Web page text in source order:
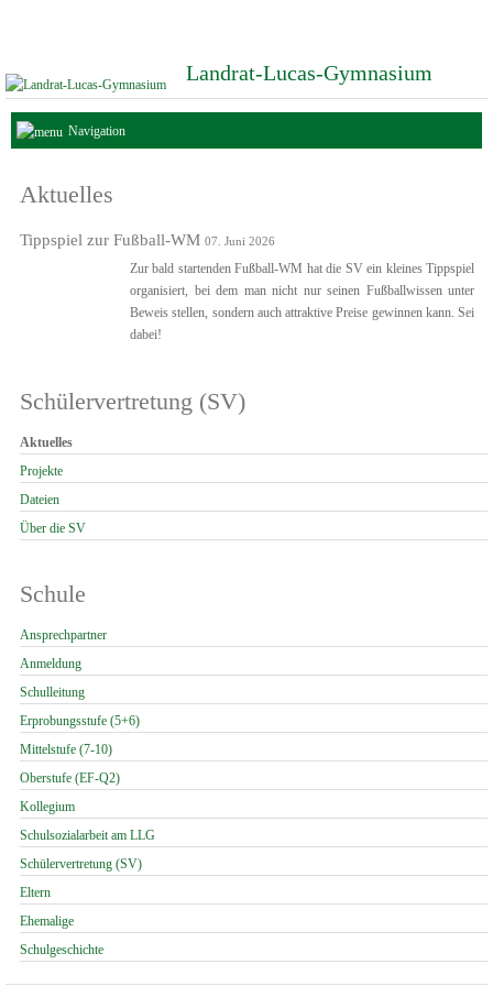
Landrat-Lucas-Gymnasium
Navigation
Aktuelles
Tippspiel zur Fußball-WM 07. Juni 2026
Zur bald startenden Fußball-WM hat die SV ein kleines Tippspiel
organisiert, bei dem man nicht nur seinen Fußballwissen unter
Beweis stellen, sondern auch attraktive Preise gewinnen kann. Sei
dabei!
Schülervertretung (SV)
Navigation
überspringen
Aktuelles
Projekte
Dateien
Über die SV
Schule
Navigation
überspringen
Ansprechpartner
Anmeldung
Schulleitung
Erprobungsstufe (5+6)
Mittelstufe (7-10)
Oberstufe (EF-Q2)
Kollegium
Schulsozialarbeit am LLG
Schülervertretung (SV)
Eltern
Ehemalige
Schulgeschichte